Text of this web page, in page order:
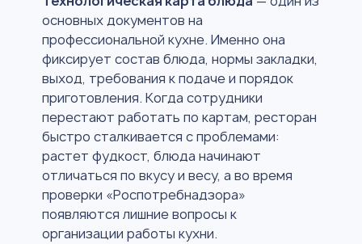
основных документов на
профессиональной кухне. Именно она
фиксирует состав блюда, нормы закладки,
выход, требования к подаче и порядок
приготовления. Когда сотрудники
перестают работать по картам, ресторан
быстро сталкивается с проблемами:
растет фудкост, блюда начинают
отличаться по вкусу и весу, а во время
проверки «Роспотребнадзора»
появляются лишние вопросы к
организации работы кухни.